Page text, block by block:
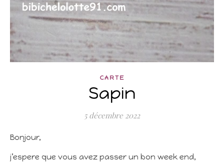
CARTE
Sapin
5 décembre 2022
Bonjour,
j’espere que vous avez passer un bon week end,